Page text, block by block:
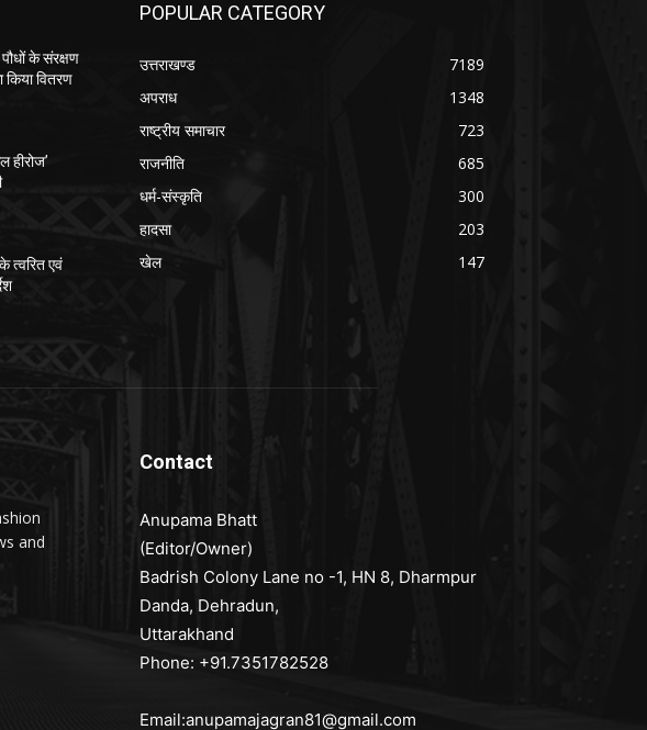
के संरक्षण
किया वितरण
हीरोज’
त्वरित एवं
POPULAR CATEGORY
उत्तराखण्ड
7189
अपराध
1348
राष्ट्रीय समाचार
723
राजनीति
685
धर्म-संस्कृति
300
हादसा
203
खेल
147
and
Contact
Anupama Bhatt
(Editor/Owner)
Badrish Colony Lane no -1, HN 8, Dharmpur
Danda, Dehradun,
Uttarakhand
Phone: +91.7351782528
Email:anupamajagran81@gmail.com